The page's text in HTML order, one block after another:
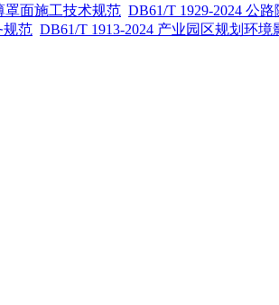
罩面施工技术规范 DB61/T 1929-2024 公
规范 DB61/T 1913-2024 产业园区规划环